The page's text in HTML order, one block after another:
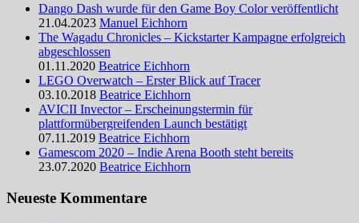
Dango Dash wurde für den Game Boy Color veröffentlicht
21.04.2023 Manuel Eichhorn
The Wagadu Chronicles – Kickstarter Kampagne erfolgreich
abgeschlossen
01.11.2020 Beatrice Eichhorn
LEGO Overwatch – Erster Blick auf Tracer
03.10.2018 Beatrice Eichhorn
AVICII Invector – Erscheinungstermin für
plattformübergreifenden Launch bestätigt
07.11.2019 Beatrice Eichhorn
Gamescom 2020 – Indie Arena Booth steht bereits
23.07.2020 Beatrice Eichhorn
Neueste Kommentare